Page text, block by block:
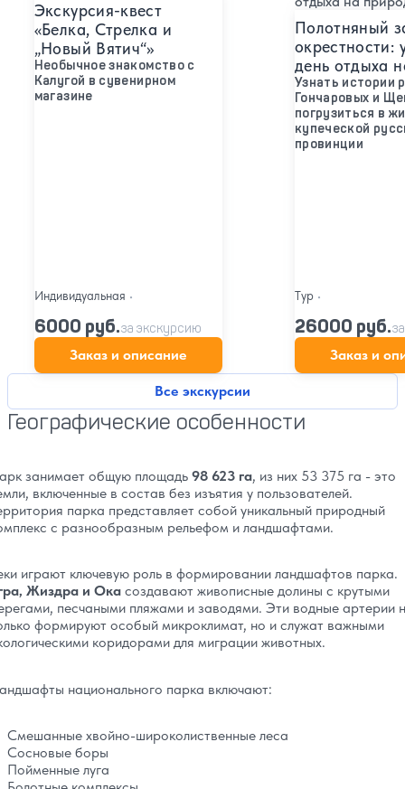
Все экскурсии
Экскурсия-квест
«Белка, Стрелка и
„Новый Вятич“»
Необычное знакомство с
Калугой в сувенирном
магазине
Индивидуальная •
6000 руб.за экскурсию
Заказ и описание
Полотняный
окрестности:
день отдыха
Узнать истории
Гончаровых и
погрузиться в
купеческой
провинции
Тур•
26000 руб.
Заказ и
Географические особенности
занимает общую площадь 98 623 га, из них 53 375 га - это
включенные в состав без изъятия у пользователей.
парка представляет собой уникальный природный
с разнообразным рельефом и ландшафтами.
играют ключевую роль в формировании ландшафтов парка.
Жиздра и Ока создавают живописные долины с крутыми
песчаными пляжами и заводями. Эти водные артерии
формируют особый микроклимат, но и служат важными
коридорами для миграции животных.
национального парка включают:
Смешанные хвойно-широколиственные леса
Сосновые боры
Пойменные луга